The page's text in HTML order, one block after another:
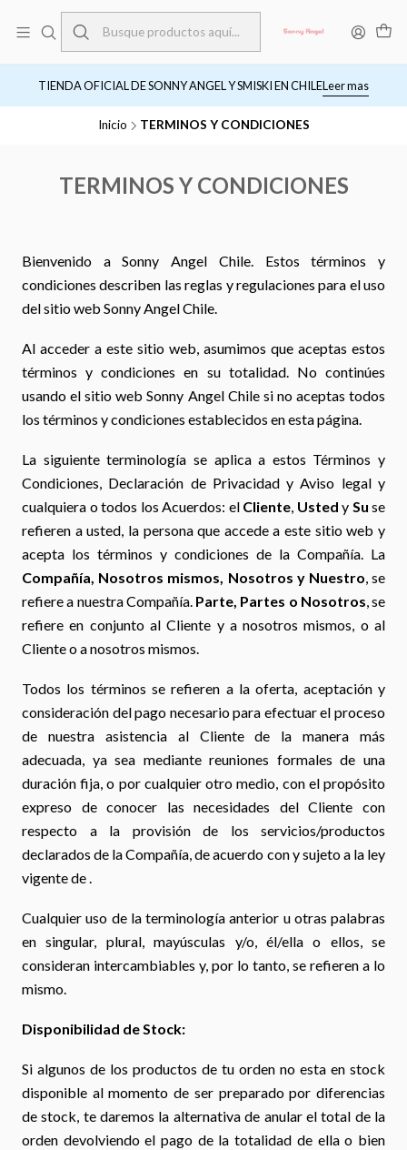
TIENDA OFICIAL DE SONNY ANGEL Y SMISKI EN CHILELeer mas
Inicio TERMINOS Y CONDICIONES
TERMINOS Y CONDICIONES
Bienvenido a Sonny Angel Chile. Estos términos y
condiciones describen las reglas y regulaciones para el uso
del sitio web Sonny Angel Chile.
Al acceder a este sitio web, asumimos que aceptas estos
términos y condiciones en su totalidad. No continúes
usando el sitio web Sonny Angel Chile si no aceptas todos
los términos y condiciones establecidos en esta página.
La siguiente terminología se aplica a estos Términos y
Condiciones, Declaración de Privacidad y Aviso legal y
cualquiera o todos los Acuerdos: el Cliente, Usted y Su se
refieren a usted, la persona que accede a este sitio web y
acepta los términos y condiciones de la Compañía. La
Compañía, Nosotros mismos, Nosotros y Nuestro, se
refiere a nuestra Compañía. Parte, Partes o Nosotros, se
refiere en conjunto al Cliente y a nosotros mismos, o al
Cliente o a nosotros mismos.
Todos los términos se refieren a la oferta, aceptación y
consideración del pago necesario para efectuar el proceso
de nuestra asistencia al Cliente de la manera más
adecuada, ya sea mediante reuniones formales de una
duración fija, o por cualquier otro medio, con el propósito
expreso de conocer las necesidades del Cliente con
respecto a la provisión de los servicios/productos
declarados de la Compañía, de acuerdo con y sujeto a la ley
vigente de .
Cualquier uso de la terminología anterior u otras palabras
en singular, plural, mayúsculas y/o, él/ella o ellos, se
consideran intercambiables y, por lo tanto, se refieren a lo
mismo.
Disponibilidad de Stock:
Si algunos de los productos de tu orden no esta en stock
disponible al momento de ser preparado por diferencias
de stock, te daremos la alternativa de anular el total de la
orden devolviendo el pago de la totalidad de ella o bien